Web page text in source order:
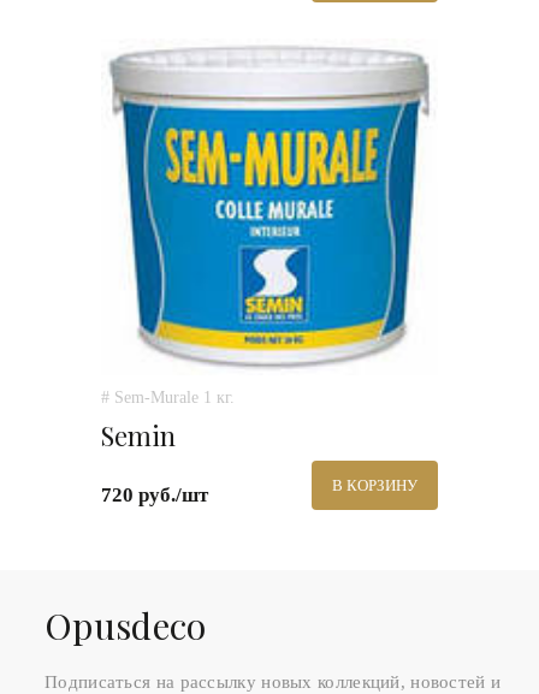
# Sem-Murale 1 кг.
Semin
720 руб./шт В КОРЗИНУ
Оpusdeco
Подписаться на рассылку новых коллекций, новостей и